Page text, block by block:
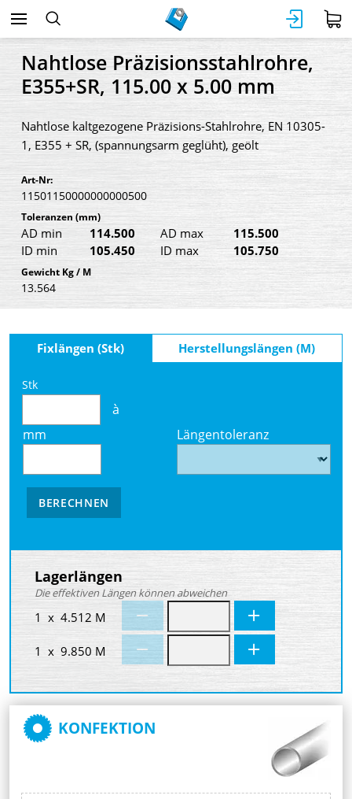
Nahtlose Präzisionsstahlrohre,
E355+SR, 115.00 x 5.00 mm
Nahtlose kaltgezogene Präzisions-Stahlrohre, EN 10305-
1, E355 + SR, (spannungsarm geglüht), geölt
Art-Nr:
11501150000000000500
Toleranzen (mm)
AD min 114.500 AD max
115.500
ID min
105.450 ID max 105.750
Gewicht Kg / M
13.564
Fixlängen (Stk) Herstellungslängen (M)
Stk
à
mm
Längentoleranz
BERECHNEN
Lagerlängen
Die effektiven Längen können abweichen
1 x 4.512 M
1 x 9.850 M
KONFEKTION